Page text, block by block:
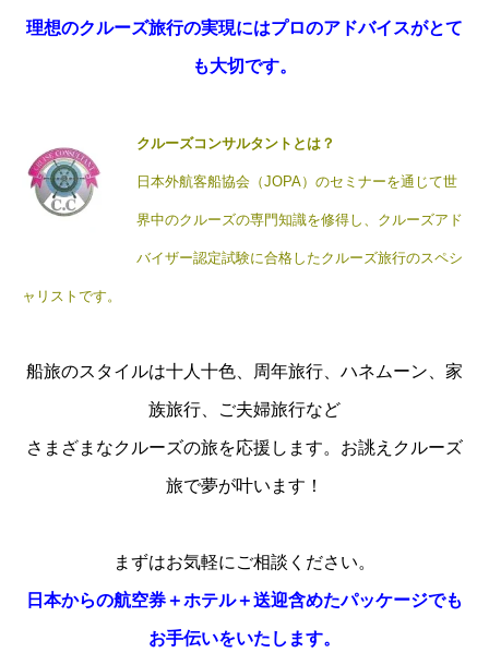
理想のクルーズ旅行の実現にはプロのアドバイスがとて
も大切です。
クルーズコンサルタントとは？
日本外航客船協会（JOPA）のセミナーを通じて世
界中のクルーズの専門知識を修得し、 クルーズアド
バイザー認定試験に合格したクルーズ旅行のスペシ
ャリストです。
船旅のスタイルは十人十色、周年旅行、ハネムーン、家
族旅行、ご夫婦旅行など
さまざまなクルーズの旅を応援します。 お誂えクルーズ
旅で夢が叶います！
まずはお気軽にご相談ください。
日本からの航空券＋ホテル＋送迎含めたパッケージでも
お手伝いをいたします。